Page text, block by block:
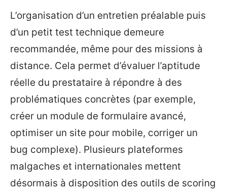
L’organisation d’un entretien préalable puis
d’un petit test technique demeure
recommandée, même pour des missions à
distance. Cela permet d’évaluer l’aptitude
réelle du prestataire à répondre à des
problématiques concrètes (par exemple,
créer un module de formulaire avancé,
optimiser un site pour mobile, corriger un
bug complexe). Plusieurs plateformes
malgaches et internationales mettent
désormais à disposition des outils de scoring